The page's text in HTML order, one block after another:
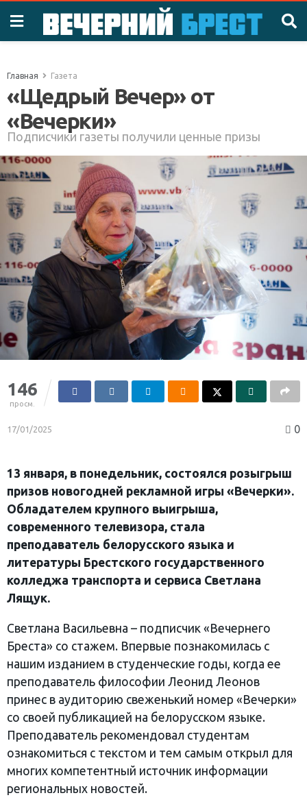
Главная Газета
«Щедрый Вечер» от
«Вечерки»
Подписчики газеты получили ценные призы
146
просм.
17/01/2025 0
13 января, в понедельник, состоялся розыгрыш
призов новогодней рекламной игры «Вечерки».
Обладателем крупного выигрыша,
современного телевизора, стала
преподаватель белорусского языка и
литературы Брестского государственного
колледжа транспорта и сервиса Светлана
Лящук.
Светлана Васильевна – подписчик «Вечернего
Бреста» со стажем. Впервые познакомилась с
нашим изданием в студенческие годы, когда ее
преподаватель философии Леонид Леонов
принес в аудиторию свеженький номер «Вечерки»
со своей публикацией на белорусском языке.
Преподаватель рекомендовал студентам
ознакомиться с текстом и тем самым открыл для
многих компетентный источник информации
региональных новостей.